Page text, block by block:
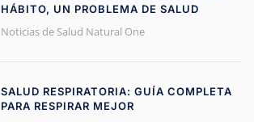
HÁBITO, UN PROBLEMA DE SALUD
Noticias de Salud Natural One
SALUD RESPIRATORIA: GUÍA COMPLETA
PARA RESPIRAR MEJOR